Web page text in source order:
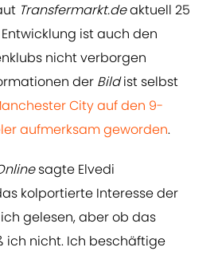
Transfermarkt.deaktuell 25
Entwicklung ist auch den
nicht verborgen
der Bildist selbst
City auf den 9-
aufmerksam geworden.
sagte Elvedi
kolportierte Interesse der
gelesen, aber ob das
ich nicht. Ich beschäftige